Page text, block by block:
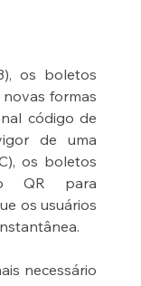
os boletos
formas
código de
de uma
os boletos
QR para
os usuários
necessário